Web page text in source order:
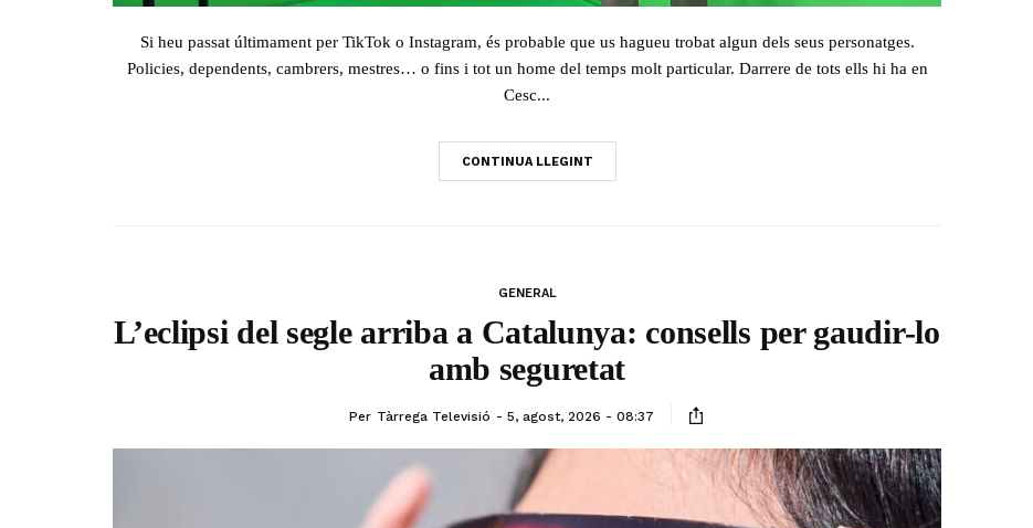
Si heu passat últimament per TikTok o Instagram, és probable que us hagueu trobat algun dels seus personatges.
Policies, dependents, cambrers, mestres… o fins i tot un home del temps molt particular. Darrere de tots ells hi ha en
Cesc...
CONTINUA LLEGINT
GENERAL
L’eclipsi del segle arriba a Catalunya: consells per gaudir-lo
amb seguretat
Per Tàrrega Televisió 5, agost, 2026 - 08:37